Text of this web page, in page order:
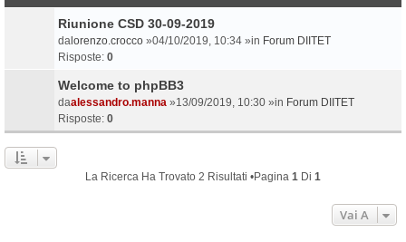
Riunione CSD 30-09-2019
da lorenzo.crocco »04/10/2019, 10:34 »in Forum DIITET
Risposte: 0
Welcome to phpBB3
daalessandro.manna »13/09/2019, 10:30 »in Forum DIITET
Risposte: 0
La Ricerca Ha Trovato 2 Risultati •Pagina 1 Di 1
Vai A